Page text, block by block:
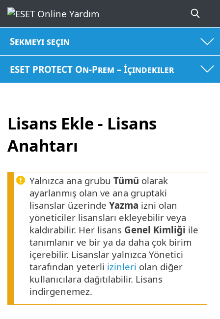
Sekmeyi seçin
ESET PROTECT On-Prem – İçindekiler
Lisans Ekle - Lisans
Anahtarı
Yalnızca ana grubu Tümü olarak
ayarlanmış olan ve ana gruptaki
lisanslar üzerinde Yazma izni olan
yöneticiler lisansları ekleyebilir veya
kaldırabilir. Her lisans Genel Kimliği ile
tanımlanır ve bir ya da daha çok birim
içerebilir. Lisanslar yalnızca Yönetici
tarafından yeterli izinleri olan diğer
kullanıcılara dağıtılabilir. Lisans
indirgenemez.